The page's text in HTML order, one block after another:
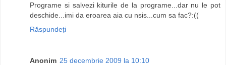
Programe si salvezi kiturile de la programe...dar nu le pot
deschide...imi da eroarea aia cu nsis...cum sa fac?:((
Răspundeți
Anonim 25 decembrie 2009 la 10:10